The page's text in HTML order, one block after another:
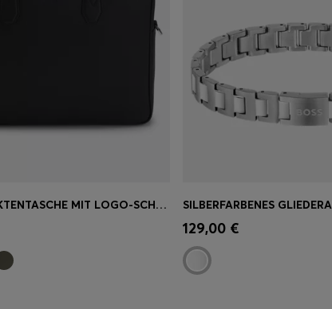
GENARBTE AKTENTASCHE MIT LOGO-SCHRIFTZUG
Schnelleinkauf
Größe)
129,00 €